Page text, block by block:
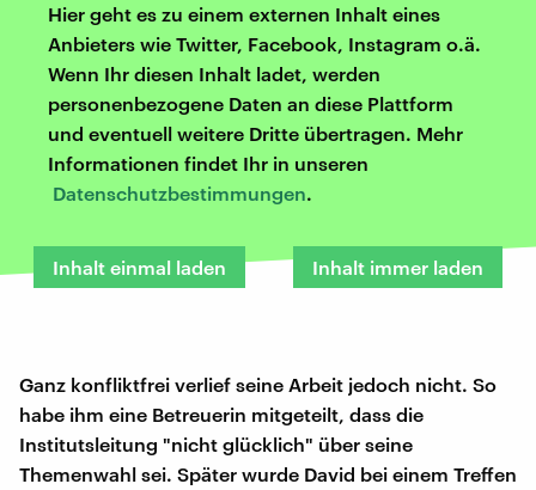
Hier geht es zu einem externen Inhalt eines
Anbieters wie Twitter, Facebook, Instagram o.ä.
Wenn Ihr diesen Inhalt ladet, werden
personenbezogene Daten an diese Plattform
und eventuell weitere Dritte übertragen. Mehr
Informationen findet Ihr in unseren
Datenschutzbestimmungen.
Inhalt einmal laden Inhalt immer laden
Ganz konfliktfrei verlief seine Arbeit jedoch nicht. So
habe ihm eine Betreuerin mitgeteilt, dass die
Institutsleitung "nicht glücklich" über seine
Themenwahl sei. Später wurde David bei einem Treffen